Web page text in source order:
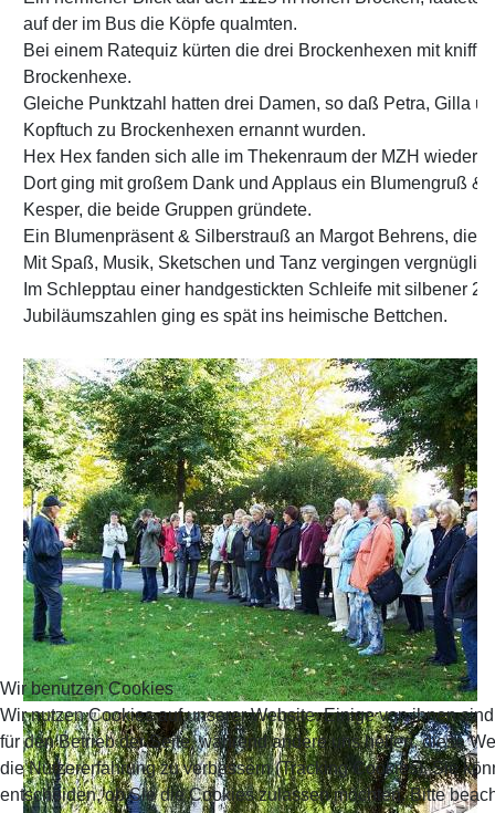
auf der im Bus die Köpfe qualmten.
Bei einem Ratequiz kürten die drei Brockenhexen mit
Brockenhexe.
Gleiche Punktzahl hatten drei Damen, so daß Petra, Gilla
Kopftuch zu Brockenhexen ernannt wurden.
Hex Hex fanden sich alle im Thekenraum der MZH wieder.
Dort ging mit großem Dank und Applaus ein Blumengruß &
Kesper, die beide Gruppen gründete.
Ein Blumenpräsent & Silberstrauß an Margot Behrens, die
Mit Spaß, Musik, Sketschen und Tanz vergingen
Im Schlepptau einer handgestickten Schleife mit silbener
Jubiläumszahlen ging es spät ins heimische Bettchen.
Wir benutzen Cookies
Wir nutzen Cookies auf unserer Website. Einige von ihnen
für den Betrieb der Seite, während andere uns helfen, diese
die Nutzererfahrung zu verbessern (Tracking Cookies). Sie
entscheiden, ob Sie die Cookies zulassen möchten. Bitte